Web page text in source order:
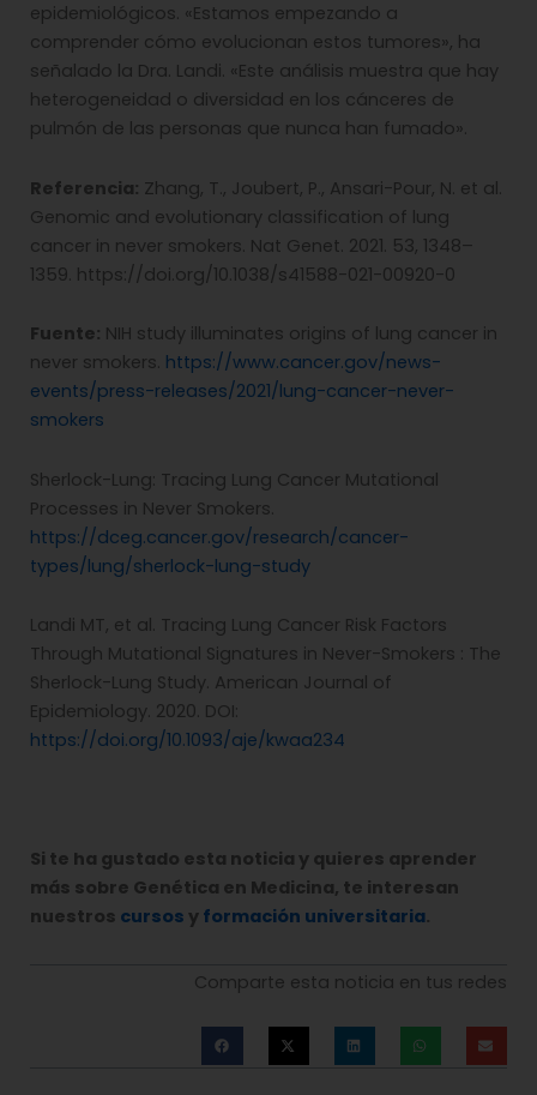
epidemiológicos. «Estamos empezando a
comprender cómo evolucionan estos tumores», ha
señalado la Dra. Landi. «Este análisis muestra que hay
heterogeneidad o diversidad en los cánceres de
pulmón de las personas que nunca han fumado».
Referencia: Zhang, T., Joubert, P., Ansari-Pour, N. et al.
Genomic and evolutionary classification of lung
cancer in never smokers. Nat Genet. 2021. 53, 1348–
1359. https://doi.org/10.1038/s41588-021-00920-0
Fuente: NIH study illuminates origins of lung cancer in
never smokers. https://www.cancer.gov/news-
events/press-releases/2021/lung-cancer-never-
smokers
Sherlock-Lung: Tracing Lung Cancer Mutational
Processes in Never Smokers.
https://dceg.cancer.gov/research/cancer-
types/lung/sherlock-lung-study
Landi MT, et al. Tracing Lung Cancer Risk Factors
Through Mutational Signatures in Never-Smokers : The
Sherlock-Lung Study. American Journal of
Epidemiology. 2020. DOI:
https://doi.org/10.1093/aje/kwaa234
Si te ha gustado esta noticia y quieres aprender
más sobre Genética en Medicina, te interesan
nuestros cursos y formación universitaria.
Comparte esta noticia en tus redes